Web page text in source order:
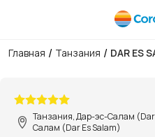
Главная / Танзания / DAR ES
Танзания, Дар-эс-Салам
Салам (Dar Es Salam)